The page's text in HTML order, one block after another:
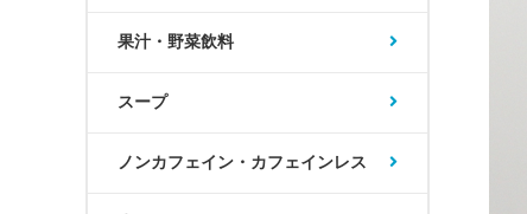
果汁・野菜飲料
スープ
ノンカフェイン・カフェインレス